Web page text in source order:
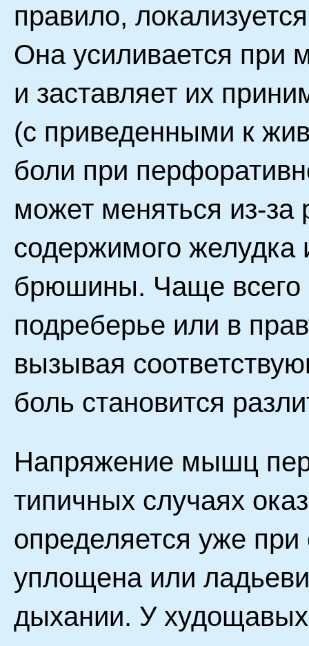
правило,
Она усиливается
и заставляет их
(с приведенными к
боли при
может меняться из-за
содержимого желудка
брюшины. Чаще всего
подреберье или в
вызывая
боль становится
Напряжение мышц
типичных случаях
определяется уже
уплощена или
дыхании. У